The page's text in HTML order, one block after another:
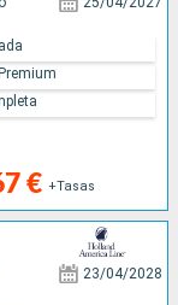
€ +Tasas
23/04/2028